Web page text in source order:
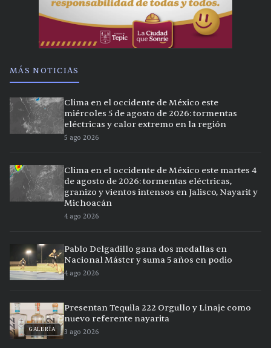
MÁS NOTICIAS
Clima en el occidente de México este
miércoles 5 de agosto de 2026: tormentas
eléctricas y calor extremo en la región
5 ago 2026
Clima en el occidente de México este martes 4
de agosto de 2026: tormentas eléctricas,
granizo y vientos intensos en Jalisco, Nayarit y
Michoacán
4 ago 2026
Pablo Delgadillo gana dos medallas en
Nacional Máster y suma 5 años en podio
4 ago 2026
GALERÍA
Presentan Tequila 222 Orgullo y Linaje como
nuevo referente nayarita
3 ago 2026